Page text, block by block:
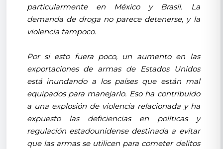
particularmente en México y Brasil. La
demanda de droga no parece detenerse, y la
violencia tampoco.
Por si esto fuera poco, un aumento en las
exportaciones de armas de Estados Unidos
está inundando a los países que están mal
equipados para manejarlo. Eso ha contribuido
a una explosión de violencia relacionada y ha
expuesto las deficiencias en políticas y
regulación estadounidense destinada a evitar
que las armas se utilicen para cometer delitos